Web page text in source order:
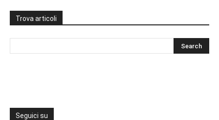
Trova articoli
Seguici su